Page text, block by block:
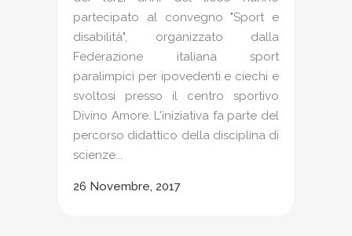
partecipato al convegno "Sport e
disabilità", organizzato dalla
Federazione italiana sport
paralimpici per ipovedenti e ciechi e
svoltosi presso il centro sportivo
Divino Amore. L'iniziativa fa parte del
percorso didattico della disciplina di
scienze...
26 Novembre, 2017